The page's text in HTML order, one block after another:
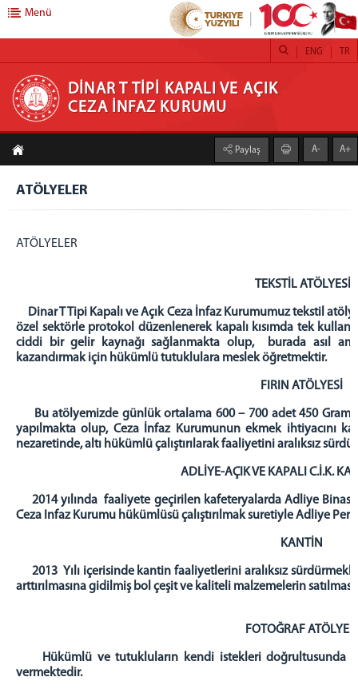
DİNAR T TİPİ KAPALI VE AÇIK CEZA İNFAZ
KURUMU
ANASAYFA
KURUMUMUZ
EMANET EŞYA İŞLEMLERİ
H/T HESABINA PARA YATIRMA
BİRİMLERİMİZ
İŞYURTLARI
FIRIN ATÖLYESİ
TESKTİL İŞKOLU
EĞİTİM SERVİSİ
GÖRÜŞ PROGRAMLARI
TELEFON GÖRÜŞ GÜNLERİ
GÖRÜNTÜLÜ GÖRÜŞME
Menü
DİNAR T TİPİ KAPALI VE AÇIK
CEZA İNFAZ KURUMU
TR
ENG
Paylaş A- A+
ATÖLYELER
ATÖLYELER
TEKSTİL ATÖLYESİ
Dinar T Tipi Kapalı ve Açık Ceza İnfaz Kurumumuz tekstil
özel sektörle protokol düzenlenerek kapalı kısımda tek
ciddi bir gelir kaynağı sağlanmakta olup, burada asıl
kazandırmak için hükümlü tutuklulara meslek öğretmektir.
FIRIN ATÖLYESİ
Bu atölyemizde günlük ortalama 600 – 700 adet 450 Gram
yapılmakta olup, Ceza İnfaz Kurumunun ekmek ihtiyacını
nezaretinde, altı hükümlü çalıştırılarak faaliyetini aralıksız
ADLİYE-AÇIK VE KAPALI C.İ.K.
2014 yılında faaliyete geçirilen kafeteryalarda Adliye Binası
Ceza Infaz Kurumu hükümlüsü çalıştırılmak suretiyle Adliye
KANTİN
2013 Yılı içerisinde kantin faaliyetlerini aralıksız
arttırılmasına gidilmiş bol çeşit ve kaliteli malzemelerin
FOTOĞRAF ATÖLYESİ
Hükümlü ve tutukluların kendi istekleri doğrultusunda
vermektedir.